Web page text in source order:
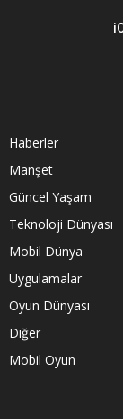
Haberler
Manşet
Güncel Yaşam
Teknoloji Dünyası
Mobil Dünya
Uygulamalar
Oyun Dünyası
Diğer
Mobil Oyun